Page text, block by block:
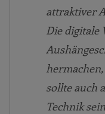
attraktiver
Die digitale
sollte auch
Technik